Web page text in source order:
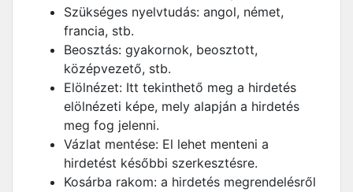
Szükséges nyelvtudás: angol, német,
francia, stb.
Beosztás: gyakornok, beosztott,
középvezető, stb.
Elölnézet: Itt tekinthető meg a hirdetés
elölnézeti képe, mely alapján a hirdetés
meg fog jelenni.
Vázlat mentése: El lehet menteni a
hirdetést későbbi szerkesztésre.
Kosárba rakom: a hirdetés megrendelésről